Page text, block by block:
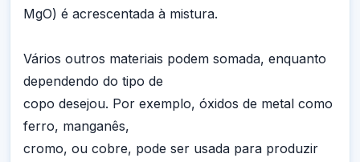
MgO) é acrescentada à mistura.
Vários outros materiais podem somada, enquanto
dependendo do tipo de
copo desejou. Por exemplo, óxidos de metal como
ferro, manganês,
cromo, ou cobre, pode ser usada para produzir